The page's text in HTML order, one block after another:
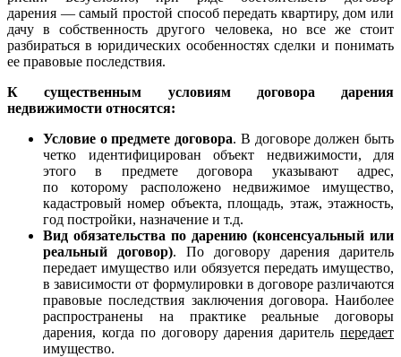
дарения — самый простой способ передать квартиру, дом или
дачу в собственность другого человека, но все же стоит
разбираться в юридических особенностях сделки и понимать
ее правовые последствия.
К существенным условиям договора дарения
недвижимости относятся:
Условие о предмете договора. В договоре должен быть
четко идентифицирован объект недвижимости, для
этого в предмете договора указывают адрес,
по которому расположено недвижимое имущество,
кадастровый номер объекта, площадь, этаж, этажность,
год постройки, назначение и т.д.
Вид обязательства по дарению (консенсуальный или
реальный договор). По договору дарения даритель
передает имущество или обязуется передать имущество,
в зависимости от формулировки в договоре различаются
правовые последствия заключения договора. Наиболее
распространены на практике реальные договоры
дарения, когда по договору дарения даритель передает
имущество.